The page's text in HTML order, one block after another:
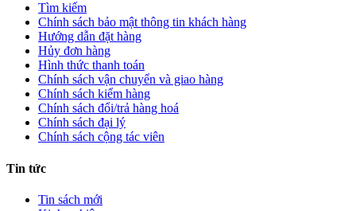
Tìm kiếm
Chính sách bảo mật thông tin khách hàng
Hướng dẫn đặt hàng
Hủy đơn hàng
Hình thức thanh toán
Chính sách vận chuyển và giao hàng
Chính sách kiểm hàng
Chính sách đổi/trả hàng hoá
Chính sách đại lý
Chính sách cộng tác viên
Tin tức
Tin sách mới